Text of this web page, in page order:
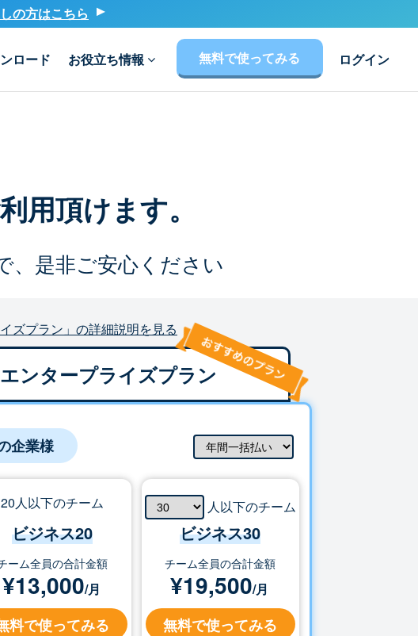
の方はこちら
ロード お役立ち情報 無料で使ってみる ログイン
用頂けます。
、是非ご安心ください
ズプラン」の詳細説明を見る
エンタープライズプラン
企業様
20人以下のチーム
ビジネス20
ーム全員の合計金額
¥13,000/月
料で使ってみる
人以下のチーム
ビジネス30
チーム全員の合計金額
¥19,500/月
無料で使ってみる